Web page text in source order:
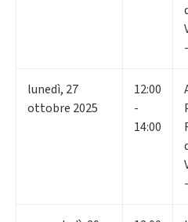
lunedì, 27
ottobre 2025
12:00
-
14:00